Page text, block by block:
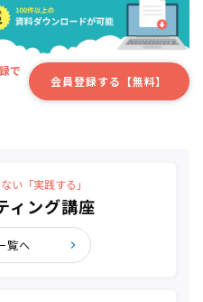
で
会員登録する【無料】
い「実践する」
ィング講座
覧へ